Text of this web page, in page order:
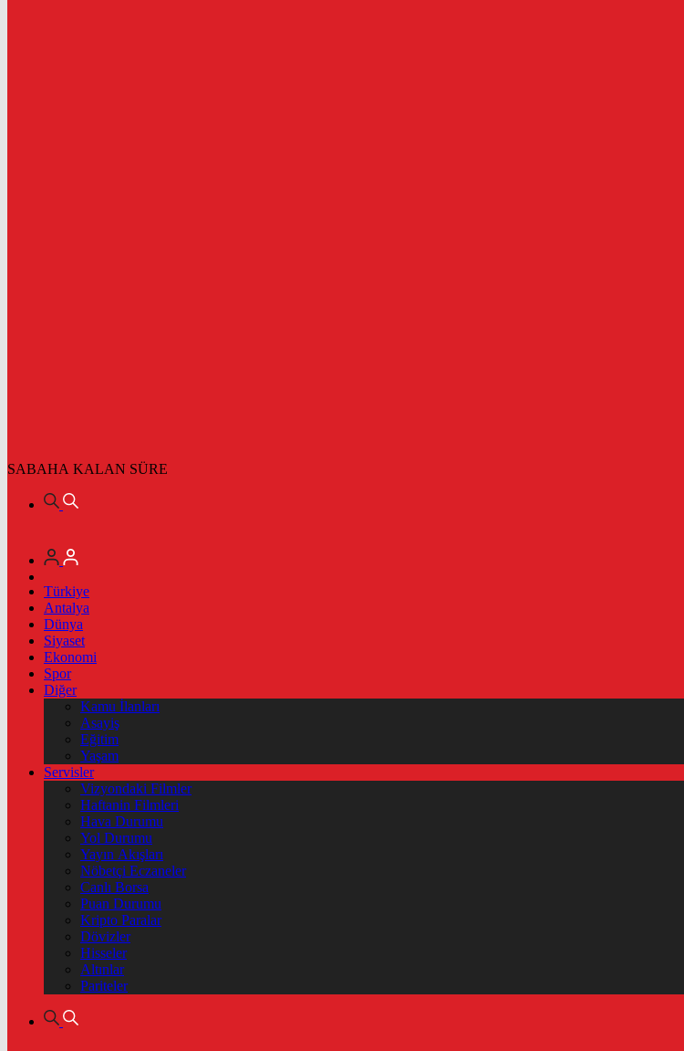
SABAHA KALAN SÜRE
Türkiye
Antalya
Dünya
Siyaset
Ekonomi
Spor
Diğer
Kamu İlanları
Asayiş
Eğitim
Yaşam
Servisler
Vizyondaki Filmler
Haftanin Filmleri
Hava Durumu
Yol Durumu
Yayın Akışları
Nöbetçi Eczaneler
Canlı Borsa
Puan Durumu
Kripto Paralar
Dövizler
Hisseler
Altınlar
Pariteler